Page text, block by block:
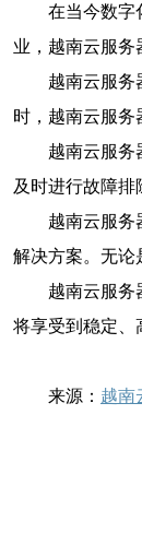
在当今数字
业，越南云服务
越南云服务
时，越南云服务
越南云服务
及时进行故障排
越南云服务
解决方案。无论
越南云服务
将享受到稳定、
来源： 越南